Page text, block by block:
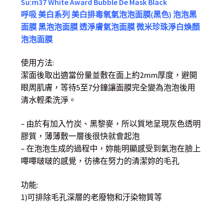
呼吸 美白系列 美白排毒氧氣泡泡面膜(黑色) 泡泡黑
面膜 黑泡泡面膜 透淨膚氣泡面膜 微米珍珠淨白煥顏
泡泡面膜
使用方法:
潔面後取出適當份量並敷在面上約2mm厚度，避開
眼周肌膚，等待5至7分鐘讓面膜完全變為泡泡後用
清水輕柔洗淨。
– 由於有加入竹炭、黑黎麥，所以質地呈現灰色透明
膠質，薄薄敷一層後很快就會起泡
– 在泡泡生成的過程中，妳能明顯感受到氣泡在臉上
嗶嗶啵啵的感覺，彷彿在努力的清潔妳的毛孔
功能:
1)可排除毛孔深層的老廢物和汙染物質等